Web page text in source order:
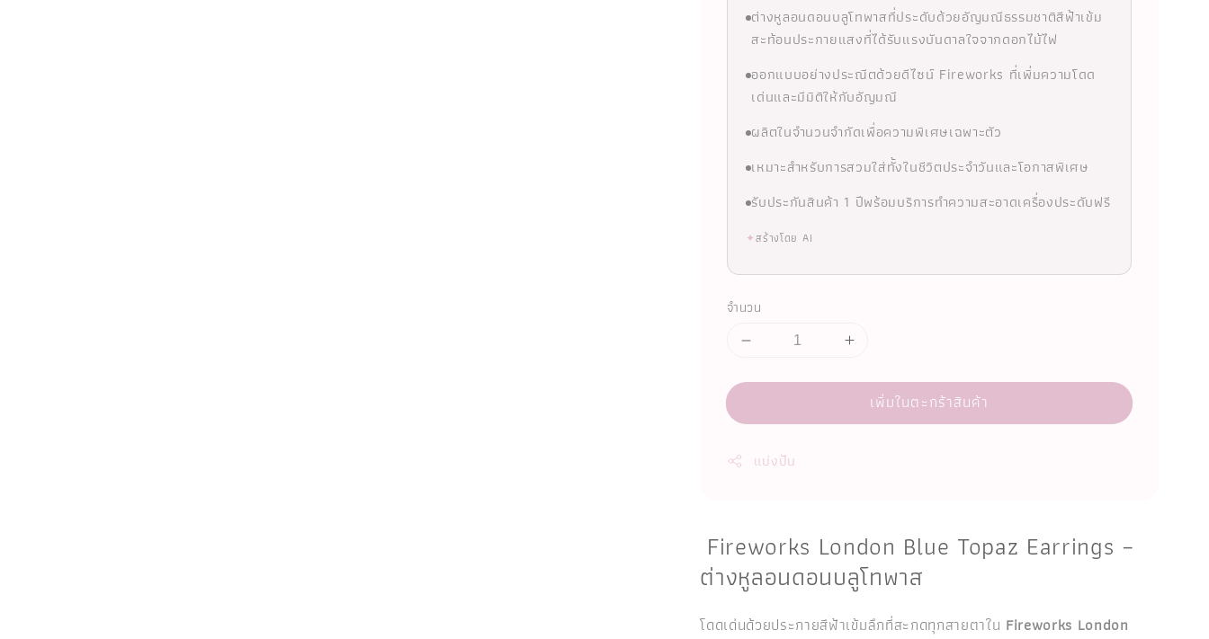
ต่างหูลอนดอนบลูโทพาสที่ประดับด้วยอัญมณีธรรมชาติสีฟ้าเข้ม
สะท้อนประกายแสงที่ได้รับแรงบันดาลใจจากดอกไม้ไฟ
ออกแบบอย่างประณีตด้วยดีไซน์ Fireworks ที่เพิ่มความโดด
เด่นและมีมิติให้กับอัญมณี
ผลิตในจำนวนจำกัดเพื่อความพิเศษเฉพาะตัว
เหมาะสำหรับการสวมใส่ทั้งในชีวิตประจำวันและโอกาสพิเศษ
รับประกันสินค้า 1 ปีพร้อมบริการทำความสะอาดเครื่องประดับฟรี
✦สร้างโดย AI
จำนวน
เพิ่มในตะกร้าสินค้า
แบ่งปัน
Fireworks London Blue Topaz Earrings –
ต่างหูลอนดอนบลูโทพาส
โดดเด่นด้วยประกายสีฟ้าเข้มลึกที่สะกดทุกสายตาใน Fireworks London